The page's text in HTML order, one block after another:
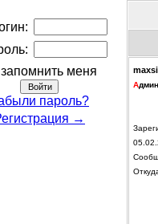
запомнить меня
пароль?
→
А